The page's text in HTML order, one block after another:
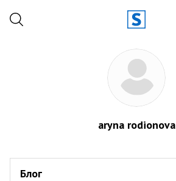
aryna rodionova
Блог